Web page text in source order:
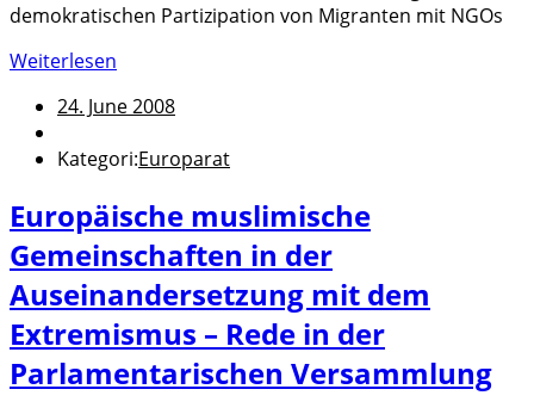
demokratischen Partizipation von Migranten mit NGOs
Weiterlesen
24. June 2008
Kategori:Europarat
Europäische muslimische
Gemeinschaften in der
Auseinandersetzung mit dem
Extremismus – Rede in der
Parlamentarischen Versammlung